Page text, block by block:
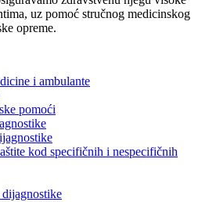
uz pomoć stručnog medicinskog
opreme.
i ambulante
pomoći
kod specifičnih i nespecifičnih